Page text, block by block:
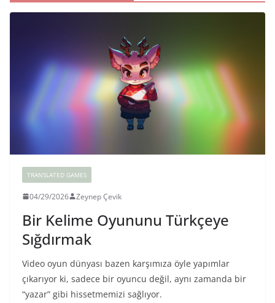
TRANSLATED GAMES
04/29/2026 Zeynep Çevik
Bir Kelime Oyununu Türkçeye
Sığdırmak
Video oyun dünyası bazen karşımıza öyle yapımlar
çıkarıyor ki, sadece bir oyuncu değil, aynı zamanda bir
“yazar” gibi hissetmemizi sağlıyor.